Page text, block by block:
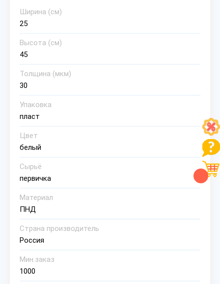
Ширина (см)
25
Высота (см)
45
Толщина (мкм)
30
Упаковка
пласт
Цвет
белый
Сырьё
первичка
Материал
ПНД
Страна производитель
Россия
Мин.заказ
1000